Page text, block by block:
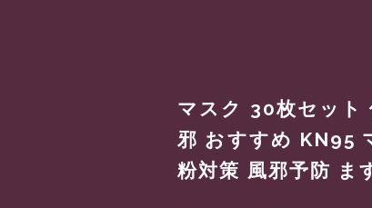
マスク 30枚セット
邪 おすすめ KN95
粉対策 風邪予防 ま